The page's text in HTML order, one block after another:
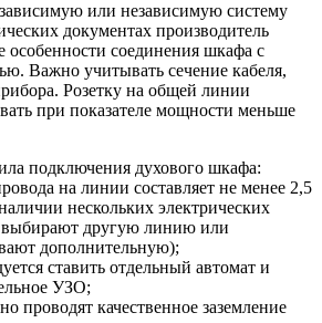
или независимую систему
документах производитель
особенности соединения шкафа с
Важно учитывать сечение кабеля,
Розетку на общей линии
при показателе мощности меньше
подключения духового шкафа:
на линии составляет не менее 2,5
нескольких электрических
другую линию или
дополнительную);
ставить отдельный автомат и
УЗО;
проводят качественное заземление